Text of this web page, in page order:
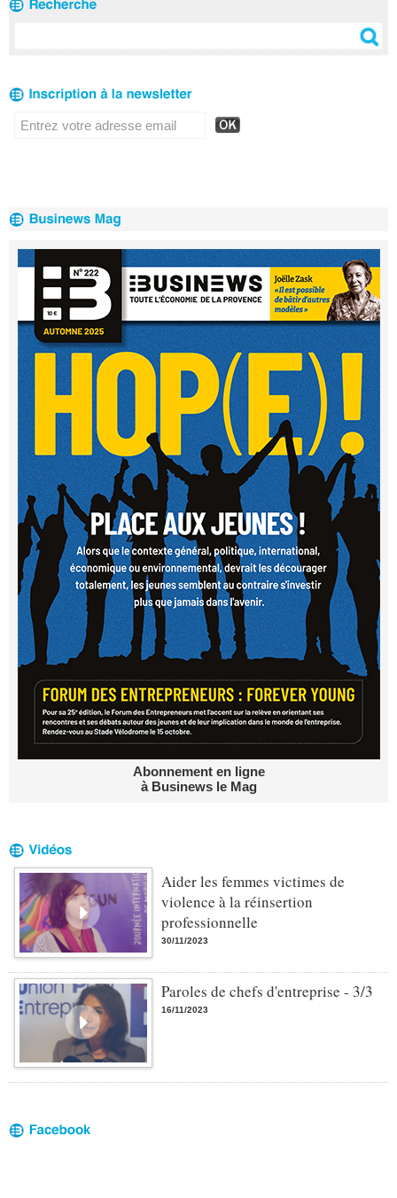
Abonnement en ligne
à Businews le Mag
Aider les femmes victimes de
violence à la réinsertion
professionnelle
30/11/2023
Paroles de chefs d'entreprise - 3/3
16/11/2023